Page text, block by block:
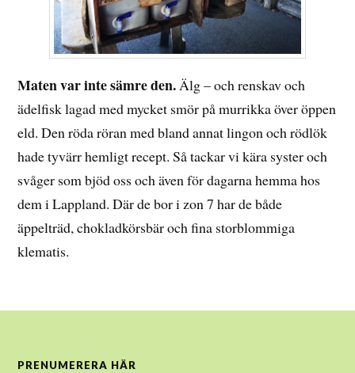
Maten var inte sämre den.Älg – och renskav och
ädelfisk lagad med mycket smör på murrikka över öppen
eld. Den röda röran med bland annat lingon och rödlök
hade tyvärr hemligt recept. Så tackar vi kära syster och
svåger som bjöd oss och även för dagarna hemma hos
dem i Lappland. Där de bor i zon 7 har de både
äppelträd, chokladkörsbär och fina storblommiga
klematis.
PRENUMERERA HÄR